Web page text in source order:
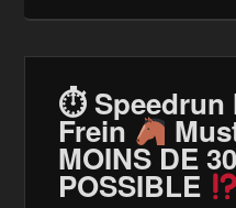
⏱ Speedrun
Frein
MOINS DE
POSSIBLE